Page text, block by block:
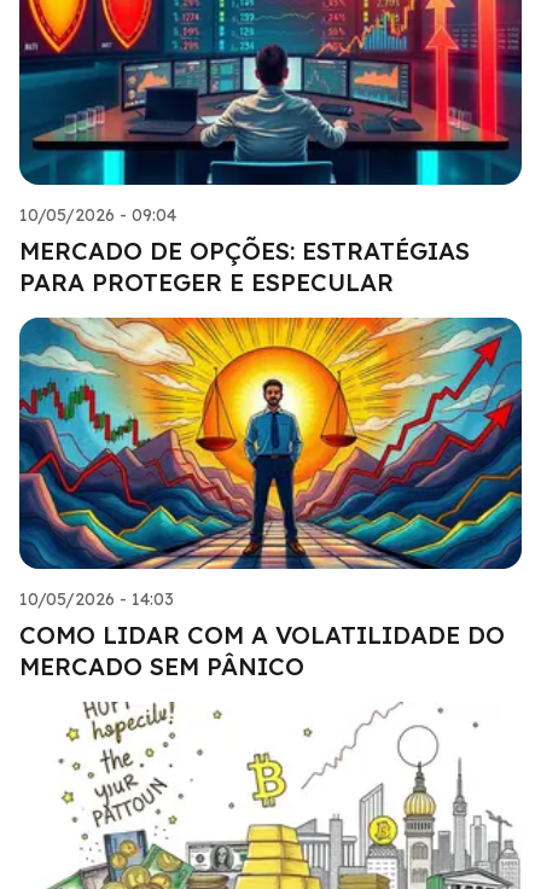
10/05/2026 - 09:04
MERCADO DE OPÇÕES: ESTRATÉGIAS
PARA PROTEGER E ESPECULAR
10/05/2026 - 14:03
COMO LIDAR COM A VOLATILIDADE DO
MERCADO SEM PÂNICO